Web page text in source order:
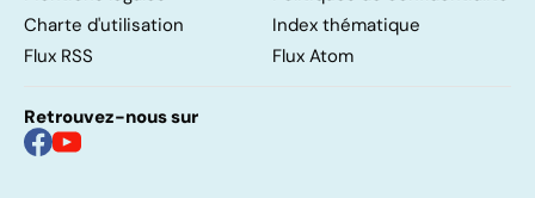
Charte d'utilisation
Index thématique
Flux RSS
Flux Atom
Retrouvez-nous sur